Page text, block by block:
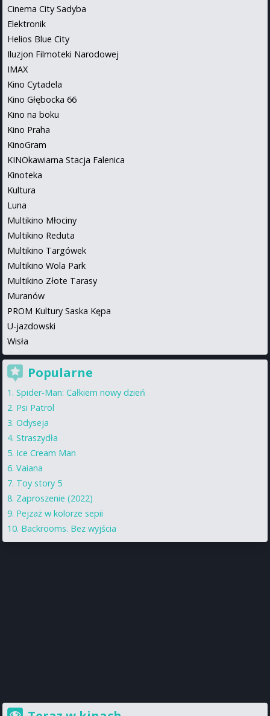
Cinema City Sadyba
Elektronik
Helios Blue City
Iluzjon Filmoteki Narodowej
IMAX
Kino Cytadela
Kino Głębocka 66
Kino na boku
Kino Praha
KinoGram
KINOkawiarna Stacja Falenica
Kinoteka
Kultura
Luna
Multikino Młociny
Multikino Reduta
Multikino Targówek
Multikino Wola Park
Multikino Złote Tarasy
Muranów
PROM Kultury Saska Kępa
U-jazdowski
Wisła
Popularne
Spider-Man: Całkiem nowy dzień
Psi Patrol
Odyseja
Straszydła
Ice Cream Man
Vaiana
Toy story 5
Zaproszenie (2022)
Pejzaż w kolorze sepii
Backrooms. Bez wyjścia